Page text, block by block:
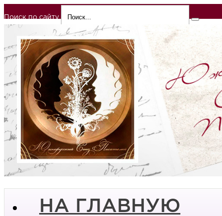
Поиск по сайту
НА ГЛАВНУЮ